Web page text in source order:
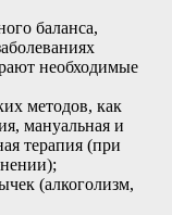
баланса,
необходимые
методов, как
мануальная и
терапия (при
(алкоголизм,